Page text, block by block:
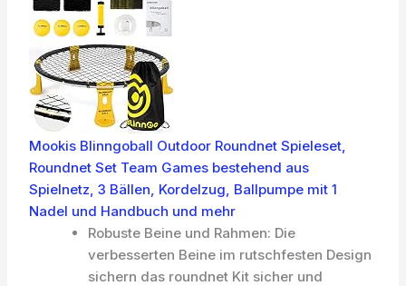
Mookis Blinngoball Outdoor Roundnet Spieleset,
Roundnet Set Team Games bestehend aus
Spielnetz, 3 Bällen, Kordelzug, Ballpumpe mit 1
Nadel und Handbuch und mehr
Robuste Beine und Rahmen: Die
verbesserten Beine im rutschfesten Design
sichern das roundnet Kit sicher und